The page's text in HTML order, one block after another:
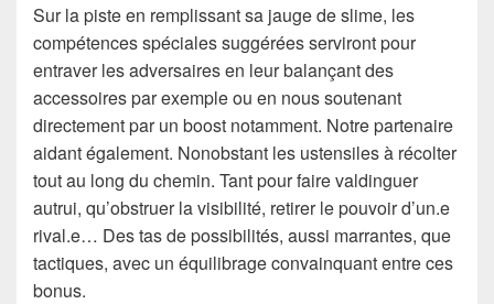
Sur la piste en remplissant sa jauge de slime, les
compétences spéciales suggérées serviront pour
entraver les adversaires en leur balançant des
accessoires par exemple ou en nous soutenant
directement par un boost notamment. Notre partenaire
aidant également. Nonobstant les ustensiles à récolter
tout au long du chemin. Tant pour faire valdinguer
autrui, qu’obstruer la visibilité, retirer le pouvoir d’un.e
rival.e… Des tas de possibilités, aussi marrantes, que
tactiques, avec un équilibrage convainquant entre ces
bonus.